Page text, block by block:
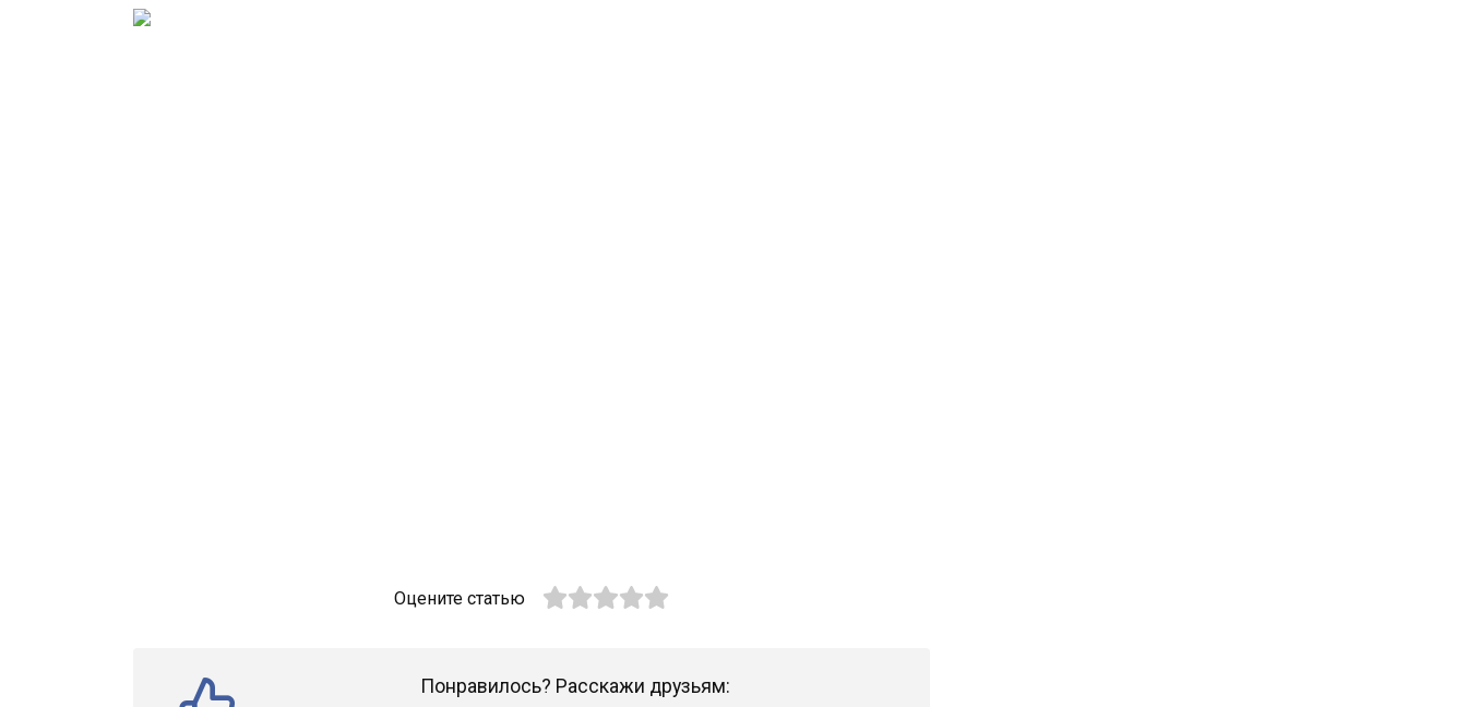
Оцените статью
Понравилось? Расскажи друзьям: